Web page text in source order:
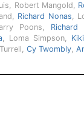
Robert Mangold,
Richard Nonas,
Poons, Richard
, Loma Simpson,
Cy Twombly,